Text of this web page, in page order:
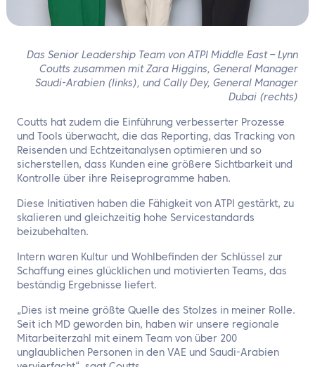
Das Senior Leadership Team von ATPI Middle East – Lynn
Coutts zusammen mit Zara Higgins, General Manager
Saudi-Arabien (links), und Cally Dey, General Manager
Dubai (rechts)
Coutts hat zudem die Einführung verbesserter Prozesse
und Tools überwacht, die das Reporting, das Tracking von
Reisenden und Echtzeitanalysen optimieren und so
sicherstellen, dass Kunden eine größere Sichtbarkeit und
Kontrolle über ihre Reiseprogramme haben.
Diese Initiativen haben die Fähigkeit von ATPI gestärkt, zu
skalieren und gleichzeitig hohe Servicestandards
beizubehalten.
Intern waren Kultur und Wohlbefinden der Schlüssel zur
Schaffung eines glücklichen und motivierten Teams, das
beständig Ergebnisse liefert.
„Dies ist meine größte Quelle des Stolzes in meiner Rolle.
Seit ich MD geworden bin, haben wir unsere regionale
Mitarbeiterzahl mit einem Team von über 200
unglaublichen Personen in den VAE und Saudi-Arabien